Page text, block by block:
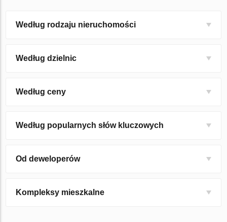
Według rodzaju nieruchomości
Według dzielnic
Według ceny
Według popularnych słów kluczowych
Od deweloperów
Kompleksy mieszkalne